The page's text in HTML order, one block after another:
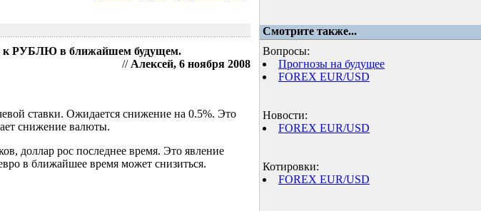
Смотрите также...
к РУБЛЮ в ближайшем будущем.
// Алексей, 6 ноября 2008
ставки. Ожидается снижение на 0.5%. Это
снижение валюты.
доллар рос последнее время. Это явление
в ближайшее время может снизиться.
Вопросы:
Прогнозы на будущее
FOREX EUR/USD
Новости:
FOREX EUR/USD
Котировки:
FOREX EUR/USD